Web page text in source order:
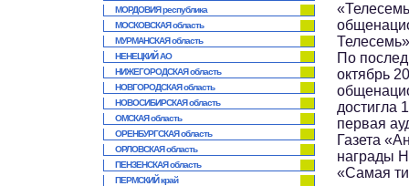
МОРДОВИЯ республика
МОСКОВСКАЯ область
МУРМАНСКАЯ область
НЕНЕЦКИЙ АО
НИЖЕГОРОДСКАЯ область
НОВГОРОДСКАЯ область
НОВОСИБИРСКАЯ область
ОМСКАЯ область
ОРЕНБУРГСКАЯ область
ОРЛОВСКАЯ область
ПЕНЗЕНСКАЯ область
ПЕРМСКИЙ край
По
октябрь
достигла
первая
Газета
награды
«Самая